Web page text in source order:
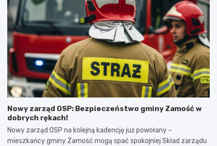
Nowy zarząd OSP: Bezpieczeństwo gminy Zamość w
dobrych rękach!
Nowy zarząd OSP na kolejną kadencję już powołany –
mieszkańcy gminy Zamość mogą spać spokojniej Skład zarządu